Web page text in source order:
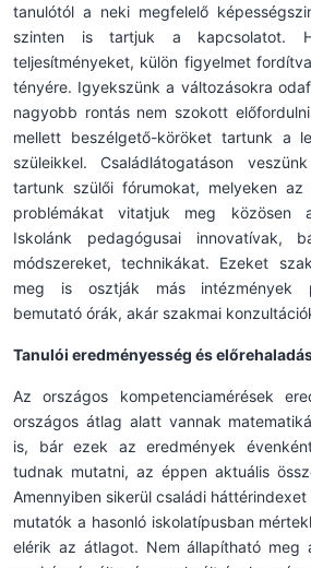
tanulótól a neki megfelelő
szinten is tartjuk a kapcsolatot.
teljesítményeket, külön figyelmet
tényére. Igyekszünk a változásokra
nagyobb rontás nem szokott
mellett beszélgető-köröket tartunk a
szüleikkel. Családlátogatáson
tartunk szülői fórumokat, melyeken az
problémákat vitatjuk meg közösen
Iskolánk pedagógusai innovatívak,
módszereket, technikákat. Ezeket
meg is osztják más intézmények
bemutató órák, akár szakmai
Tanulói eredményesség és
Az országos kompetenciamérések
országos átlag alatt vannak
is, bár ezek az eredmények
tudnak mutatni, az éppen aktuális
Amennyiben sikerül családi
mutatók a hasonló iskolatípusban
elérik az átlagot. Nem állapítható meg